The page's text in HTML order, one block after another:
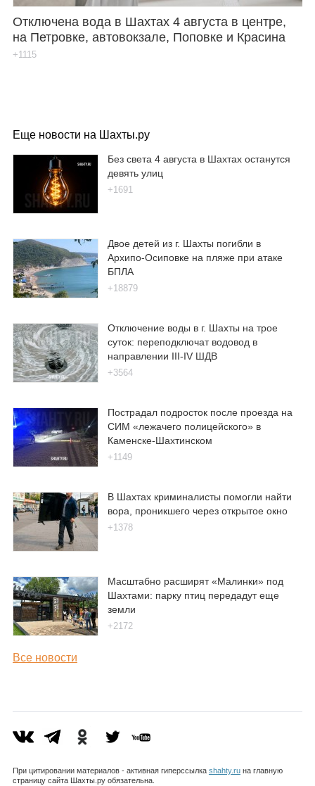
Отключена вода в Шахтах 4 августа в центре,
на Петровке, автовокзале, Поповке и Красина
+1115
Еще новости на Шахты.ру
Без света 4 августа в Шахтах останутся
девять улиц
+1691
Двое детей из г. Шахты погибли в
Архипо-Осиповке на пляже при атаке
БПЛА
+18879
Отключение воды в г. Шахты на трое
суток: переподключат водовод в
направлении III-IV ШДВ
+3564
Пострадал подросток после проезда на
СИМ «лежачего полицейского» в
Каменске-Шахтинском
+1149
В Шахтах криминалисты помогли найти
вора, проникшего через открытое окно
+1378
Масштабно расширят «Малинки» под
Шахтами: парку птиц передадут еще
земли
+2172
Все новости
При цитировании материалов - активная гиперссылка shahty.ruна главную
страницу сайта Шахты.ру обязательна.